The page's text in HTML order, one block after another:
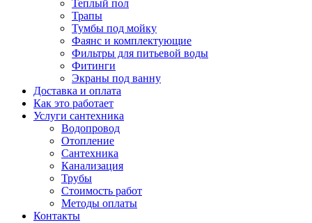
Теплый пол
Трапы
Тумбы под мойку
Фаянс и комплектующие
Фильтры для питьевой воды
Фитинги
Экраны под ванну
Доставка и оплата
Как это работает
Услуги сантехника
Водопровод
Отопление
Сантехника
Канализация
Трубы
Стоимость работ
Методы оплаты
Контакты